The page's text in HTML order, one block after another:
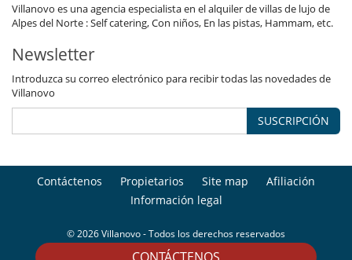
Villanovo es una agencia especialista en el alquiler de villas de lujo de
Alpes del Norte : Self catering, Con niños, En las pistas, Hammam, etc.
Newsletter
Introduzca su correo electrónico para recibir todas las novedades de
Villanovo
SUSCRIPCIÓN
Contáctenos Propietarios Site map
Afiliación
Información legal
© 2026 Villanovo - Todos los derechos reservados